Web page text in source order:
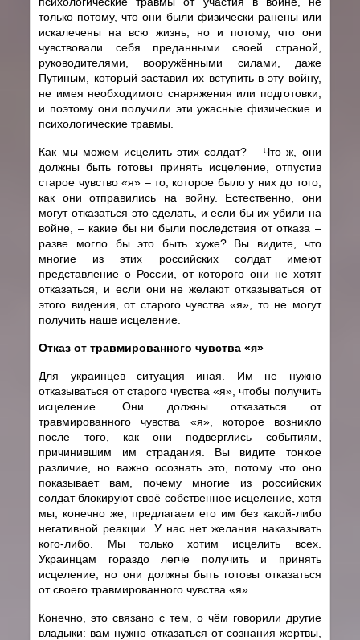
только потому, что они были физически ранены или
искалечены на всю жизнь, но и потому, что они
чувствовали себя преданными своей страной,
руководителями, вооружёнными силами, даже
Путиным, который заставил их вступить в эту войну,
не имея необходимого снаряжения или подготовки,
и поэтому они получили эти ужасные физические и
психологические травмы.
Как мы можем исцелить этих солдат? – Что ж, они
должны быть готовы принять исцеление, отпустив
старое чувство «я» – то, которое было у них до того,
как они отправились на войну. Естественно, они
могут отказаться это сделать, и если бы их убили на
войне, – какие бы ни были последствия от отказа –
разве могло бы это быть хуже? Вы видите, что
многие из этих российских солдат имеют
представление о России, от которого они не хотят
отказаться, и если они не желают отказываться от
этого видения, от старого чувства «я», то не могут
получить наше исцеление.
Отказ от травмированного чувства «я»
Для украинцев ситуация иная. Им не нужно
отказываться от старого чувства «я», чтобы получить
исцеление. Они должны отказаться от
травмированного чувства «я», которое возникло
после того, как они подверглись событиям,
причинившим им страдания. Вы видите тонкое
различие, но важно осознать это, потому что оно
показывает вам, почему многие из российских
солдат блокируют своё собственное исцеление, хотя
мы, конечно же, предлагаем его им без какой-либо
негативной реакции. У нас нет желания наказывать
кого-либо. Мы только хотим исцелить всех.
Украинцам гораздо легче получить и принять
исцеление, но они должны быть готовы отказаться
от своего травмированного чувства «я».
Конечно, это связано с тем, о чём говорили другие
владыки: вам нужно отказаться от сознания жертвы,